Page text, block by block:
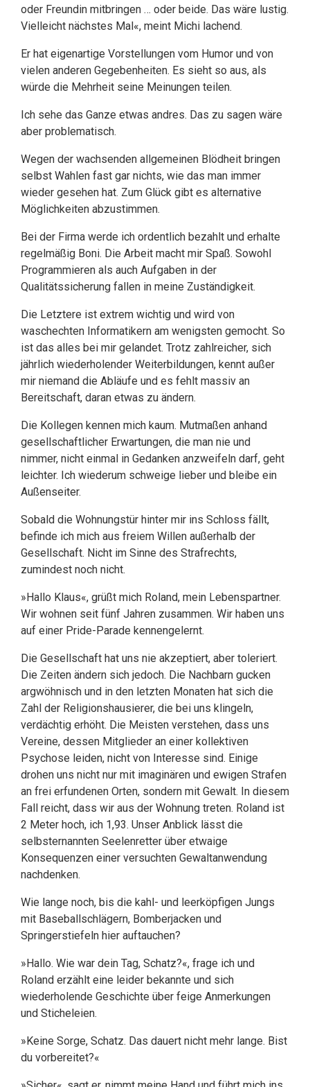
oder Freundin mitbringen … oder beide. Das wäre lustig.
Vielleicht nächstes Mal«, meint Michi lachend.
Er hat eigenartige Vorstellungen vom Humor und von
vielen anderen Gegebenheiten. Es sieht so aus, als
würde die Mehrheit seine Meinungen teilen.
Ich sehe das Ganze etwas andres. Das zu sagen wäre
aber problematisch.
Wegen der wachsenden allgemeinen Blödheit bringen
selbst Wahlen fast gar nichts, wie das man immer
wieder gesehen hat. Zum Glück gibt es alternative
Möglichkeiten abzustimmen.
Bei der Firma werde ich ordentlich bezahlt und erhalte
regelmäßig Boni. Die Arbeit macht mir Spaß. Sowohl
Programmieren als auch Aufgaben in der
Qualitätssicherung fallen in meine Zuständigkeit.
Die Letztere ist extrem wichtig und wird von
waschechten Informatikern am wenigsten gemocht. So
ist das alles bei mir gelandet. Trotz zahlreicher, sich
jährlich wiederholender Weiterbildungen, kennt außer
mir niemand die Abläufe und es fehlt massiv an
Bereitschaft, daran etwas zu ändern.
Die Kollegen kennen mich kaum. Mutmaßen anhand
gesellschaftlicher Erwartungen, die man nie und
nimmer, nicht einmal in Gedanken anzweifeln darf, geht
leichter. Ich wiederum schweige lieber und bleibe ein
Außenseiter.
Sobald die Wohnungstür hinter mir ins Schloss fällt,
befinde ich mich aus freiem Willen außerhalb der
Gesellschaft. Nicht im Sinne des Strafrechts,
zumindest noch nicht.
»Hallo Klaus«, grüßt mich Roland, mein Lebenspartner.
Wir wohnen seit fünf Jahren zusammen. Wir haben uns
auf einer Pride-Parade kennengelernt.
Die Gesellschaft hat uns nie akzeptiert, aber toleriert.
Die Zeiten ändern sich jedoch. Die Nachbarn gucken
argwöhnisch und in den letzten Monaten hat sich die
Zahl der Religionshausierer, die bei uns klingeln,
verdächtig erhöht. Die Meisten verstehen, dass uns
Vereine, dessen Mitglieder an einer kollektiven
Psychose leiden, nicht von Interesse sind. Einige
drohen uns nicht nur mit imaginären und ewigen Strafen
an frei erfundenen Orten, sondern mit Gewalt. In diesem
Fall reicht, dass wir aus der Wohnung treten. Roland ist
2 Meter hoch, ich 1,93. Unser Anblick lässt die
selbsternannten Seelenretter über etwaige
Konsequenzen einer versuchten Gewaltanwendung
nachdenken.
Wie lange noch, bis die kahl- und leerköpfigen Jungs
mit Baseballschlägern, Bomberjacken und
Springerstiefeln hier auftauchen?
»Hallo. Wie war dein Tag, Schatz?«, frage ich und
Roland erzählt eine leider bekannte und sich
wiederholende Geschichte über feige Anmerkungen
und Sticheleien.
»Keine Sorge, Schatz. Das dauert nicht mehr lange. Bist
du vorbereitet?«